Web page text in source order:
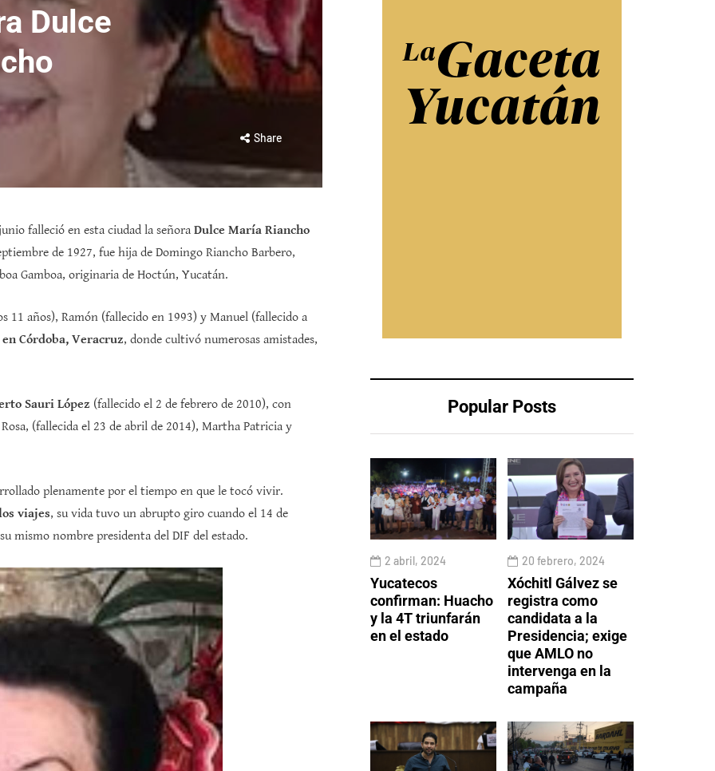
Dulce
Share
falleció en esta ciudad la señora Dulce María Riancho
de 1927, fue hija de Domingo Riancho Barbero,
Gamboa, originaria de Hoctún, Yucatán.
11 años), Ramón (fallecido en 1993) y Manuel (fallecido a
Córdoba, Veracruz, donde cultivó numerosas amistades,
Sauri López (fallecido el 2 de febrero de 2010), con
(fallecida el 23 de abril de 2014), Martha Patricia y
plenamente por el tiempo en que le tocó vivir.
viajes, su vida tuvo un abrupto giro cuando el 14 de
mismo nombre presidenta del DIF del estado.
Popular Posts
2 abril, 2024
Yucatecos
confirman: Huacho
y la 4T triunfarán
en el estado
20 febrero, 2024
Xóchitl Gálvez se
registra como
candidata a la
Presidencia; exige
que AMLO no
intervenga en la
campaña